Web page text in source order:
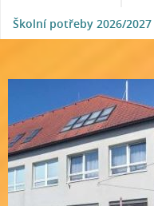
Školní potřeby 2026/2027